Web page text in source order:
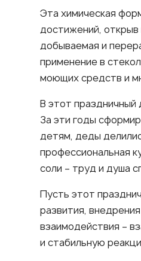
Эта химическая
достижений, открыв
добываемая и
применение в
моющих средств и
В этот праздничный
За эти годы
детям, деды
профессиональная
соли – труд и душа
Пусть этот
развития,
взаимодействия –
и стабильную